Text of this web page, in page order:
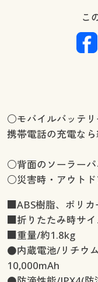
こ
○モバイルバッテ
携帯電話の充電な
○背面のソーラーパ
○災害時・アウトド
■ABS樹脂、ポリカ
■折りたたみ時サ
■重量/約1.8kg
●内蔵電池/リチウ
10,000mAh